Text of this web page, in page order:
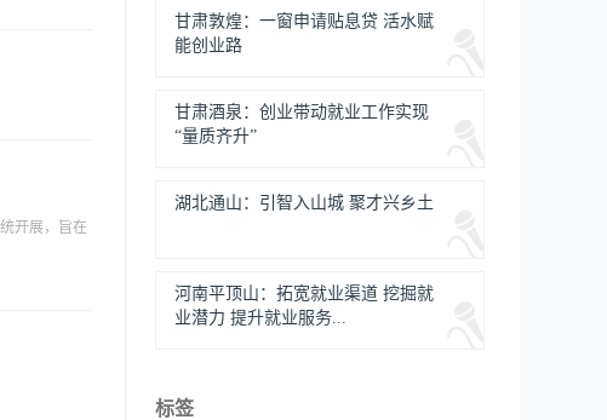
开展，旨在
甘肃敦煌：一窗申请贴息贷 活水赋
能创业路
甘肃酒泉：创业带动就业工作实现
“量质齐升”
湖北通山：引智入山城 聚才兴乡土
河南平顶山：拓宽就业渠道 挖掘就
业潜力 提升就业服务...
标签